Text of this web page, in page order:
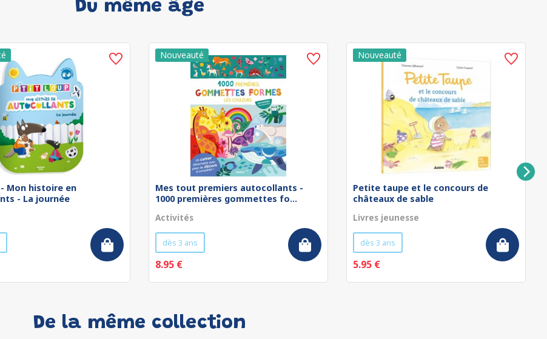
Du même âge
Mon histoire en
- La journée
Mes tout premiers autocollants -
1000 premières gommettes fo...
Activités
dès 3 ans
8.95 €
Petite taupe et le concours de
châteaux de sable
Livres jeunesse
dès 3 ans
5.95 €
De la même collection